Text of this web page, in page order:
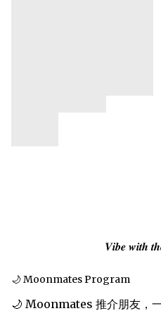
𝑽𝒊𝒃𝒆 𝒘𝒊𝒕𝒉
🌙 Moonmates Program
🌙 Moonmates 推介朋友，